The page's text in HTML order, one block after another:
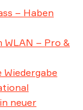
– Haben
WLAN – Pro &
Wiedergabe
neuer